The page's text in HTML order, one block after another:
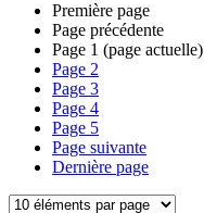
Première page
Page précédente
Page 1 (page actuelle)
Page 2
Page 3
Page 4
Page 5
Page suivante
Dernière page